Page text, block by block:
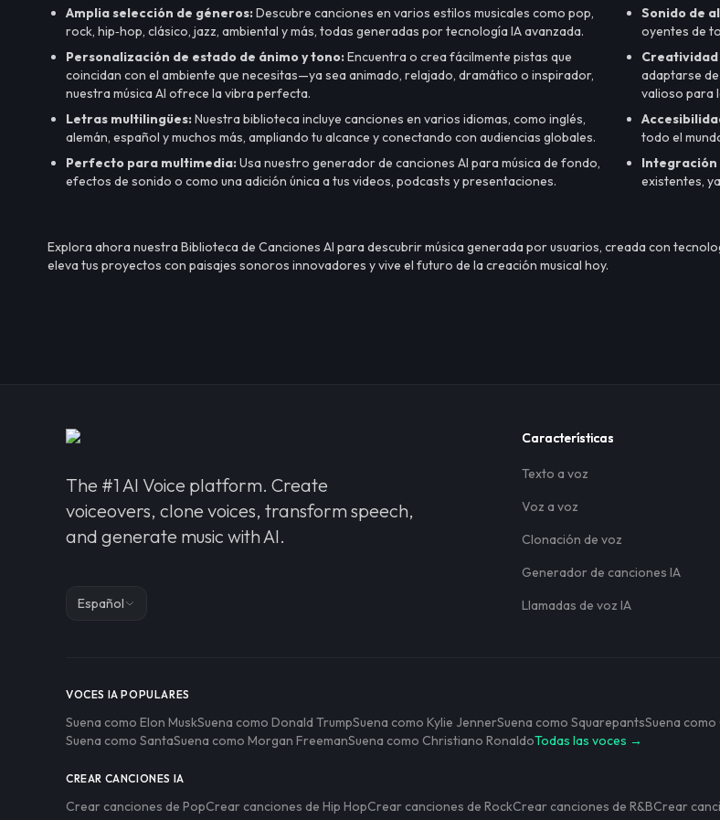
Amplia selección de géneros:Descubre canciones en varios estilos musicales como pop,
rock, hip‑hop, clásico, jazz, ambiental y más, todas generadas por tecnología IA avanzada.
Personalización de estado de ánimo y tono:Encuentra o crea fácilmente pistas que
coincidan con el ambiente que necesitas—ya sea animado, relajado, dramático o inspirador,
nuestra música AI ofrece la vibra perfecta.
Letras multilingües:Nuestra biblioteca incluye canciones en varios idiomas, como inglés,
alemán, español y muchos más, ampliando tu alcance y conectando con audiencias globales.
Perfecto para multimedia:Usa nuestro generador de canciones AI para música de fondo,
efectos de sonido o como una adición única a tus videos, podcasts y presentaciones.
Sonido de
oyentes de
adaptarse
valioso para
todo el
existentes,
Explora ahora nuestra Biblioteca de Canciones AI para descubrir música generada por usuarios, creada con
eleva tus proyectos con paisajes sonoros innovadores y vive el futuro de la creación musical hoy.
The #1 AI Voice platform. Create
voiceovers, clone voices, transform speech,
and generate music with AI.
Español
Características
Texto a voz
Voz a voz
Clonación de voz
Generador de canciones IA
Llamadas de voz IA
VOCES IA POPULARES
Suena como Elon MuskSuena como Donald TrumpSuena como Kylie JennerSuena como SquarepantsSuena
Suena como SantaSuena como Morgan FreemanSuena como Christiano RonaldoTodas las voces →
CREAR CANCIONES IA
Crear canciones de PopCrear canciones de Hip HopCrear canciones de RockCrear canciones de R&BCrear